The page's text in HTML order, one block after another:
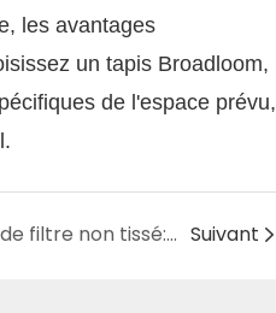
les avantages
un tapis Broadloom,
de l'espace prévu,
Yuzhimu PET + PA Tissure de filtre non tissé: un aperçu complet Suivant